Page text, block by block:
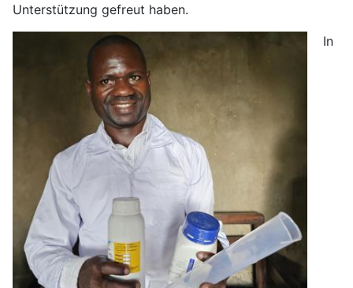
Unterstützung gefreut haben.
In